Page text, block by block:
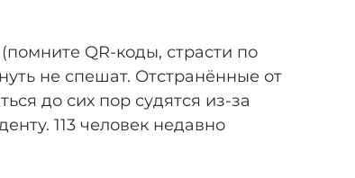
QR-коды, страсти по
не спешат. Отстранённые от
до сих пор судятся из-за
113 человек недавно